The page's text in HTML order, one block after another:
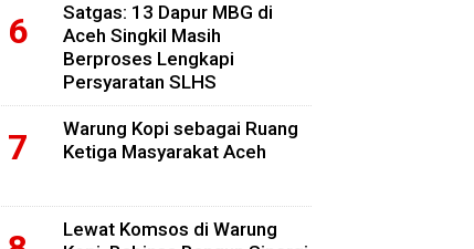
Satgas: 13 Dapur MBG di
Aceh Singkil Masih
Berproses Lengkapi
Persyaratan SLHS
Warung Kopi sebagai Ruang
Ketiga Masyarakat Aceh
Lewat Komsos di Warung